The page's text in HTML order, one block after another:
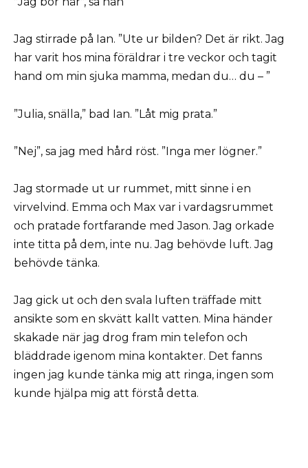
Jag stirrade på Ian. ”Ute ur bilden? Det är rikt. Jag
har varit hos mina föräldrar i tre veckor och tagit
hand om min sjuka mamma, medan du… du – ”
”Julia, snälla,” bad Ian. ”Låt mig prata.”
”Nej”, sa jag med hård röst. ”Inga mer lögner.”
Jag stormade ut ur rummet, mitt sinne i en
virvelvind. Emma och Max var i vardagsrummet
och pratade fortfarande med Jason. Jag orkade
inte titta på dem, inte nu. Jag behövde luft. Jag
behövde tänka.
Jag gick ut och den svala luften träffade mitt
ansikte som en skvätt kallt vatten. Mina händer
skakade när jag drog fram min telefon och
bläddrade igenom mina kontakter. Det fanns
ingen jag kunde tänka mig att ringa, ingen som
kunde hjälpa mig att förstå detta.